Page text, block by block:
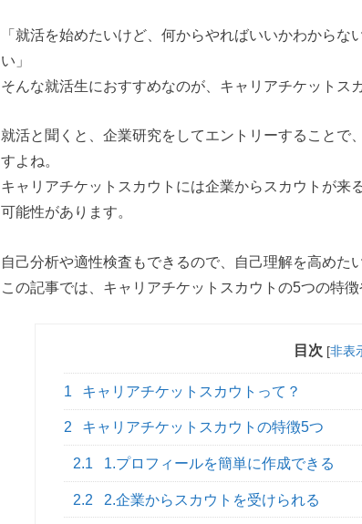
「就活を始めたいけど、何からやればいいかわから
い」
そんな就活生におすすめなのが、キャリアチケットス
就活と聞くと、企業研究をしてエントリーすることで
すよね。
キャリアチケットスカウトには企業からスカウトが来
可能性があります。
自己分析や適性検査もできるので、自己理解を高めた
この記事では、キャリアチケットスカウトの5つの特
目次 [非表
1 キャリアチケットスカウトって？
2 キャリアチケットスカウトの特徴5つ
2.1 1.プロフィールを簡単に作成できる
2.2 2.企業からスカウトを受けられる